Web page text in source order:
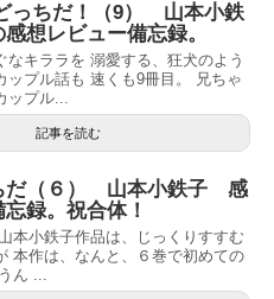
っちだ！（9） 山本小鉄
想レビュー備忘録。
なキララを 溺愛する、狂犬のよう
ップル話も 速くも9冊目。 兄ちゃ
ップル...
記事を読む
だ（６） 山本小鉄子 感
録。祝合体！
本小鉄子作品は、じっくりすすむ
本作は、なんと、６巻で初めての
ん ...